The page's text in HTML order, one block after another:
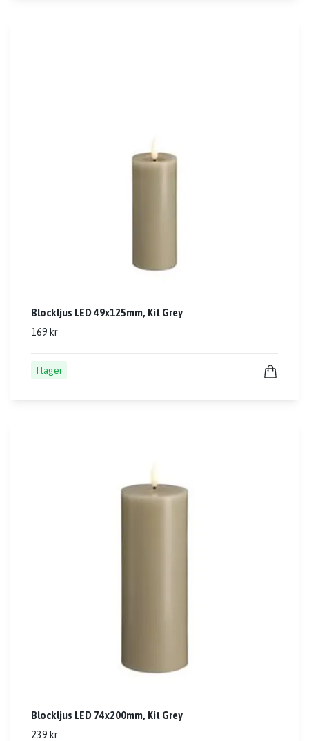
Blockljus LED 49x125mm, Kit Grey
169 kr
I lager
Blockljus LED 74x200mm, Kit Grey
239 kr